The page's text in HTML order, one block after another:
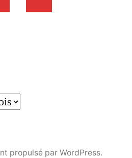
propulsé par WordPress.